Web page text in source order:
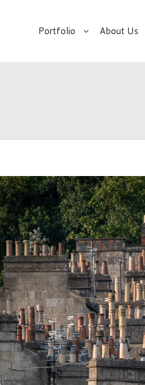
Portfolio About Us